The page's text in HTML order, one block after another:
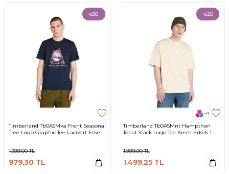
%30
Timberland Tb0A5Mka Front Seasonal
Tree Logo Graphic Tee Lacivert Erkek
1.399,00TL
979,30 TL
%25
+1
Timberland Tb0A5Mnt Hampthon
Tonal Stack Logo Tee Krem Erkek T-
1.999,00TL
1.499,25TL